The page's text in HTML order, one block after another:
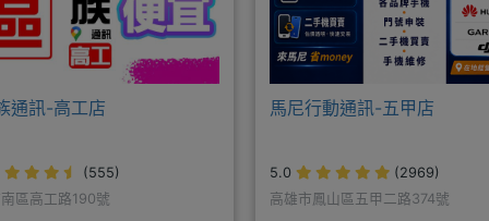
通訊-高工店
(555)
區高工路190號
馬尼行動通訊-五甲店
5.0
(2969)
高雄市鳳山區五甲二路374號